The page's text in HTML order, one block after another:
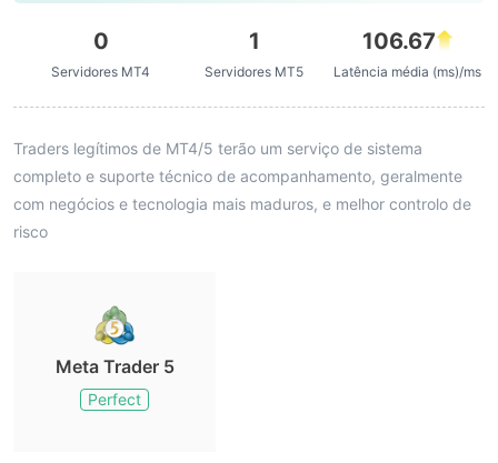
0
Servidores MT4
1
Servidores MT5
106.67
Latência média (ms)/ms
Traders legítimos de MT4/5 terão um serviço de sistema
completo e suporte técnico de acompanhamento, geralmente
com negócios e tecnologia mais maduros, e melhor controlo de
risco
Meta Trader 5
Perfect